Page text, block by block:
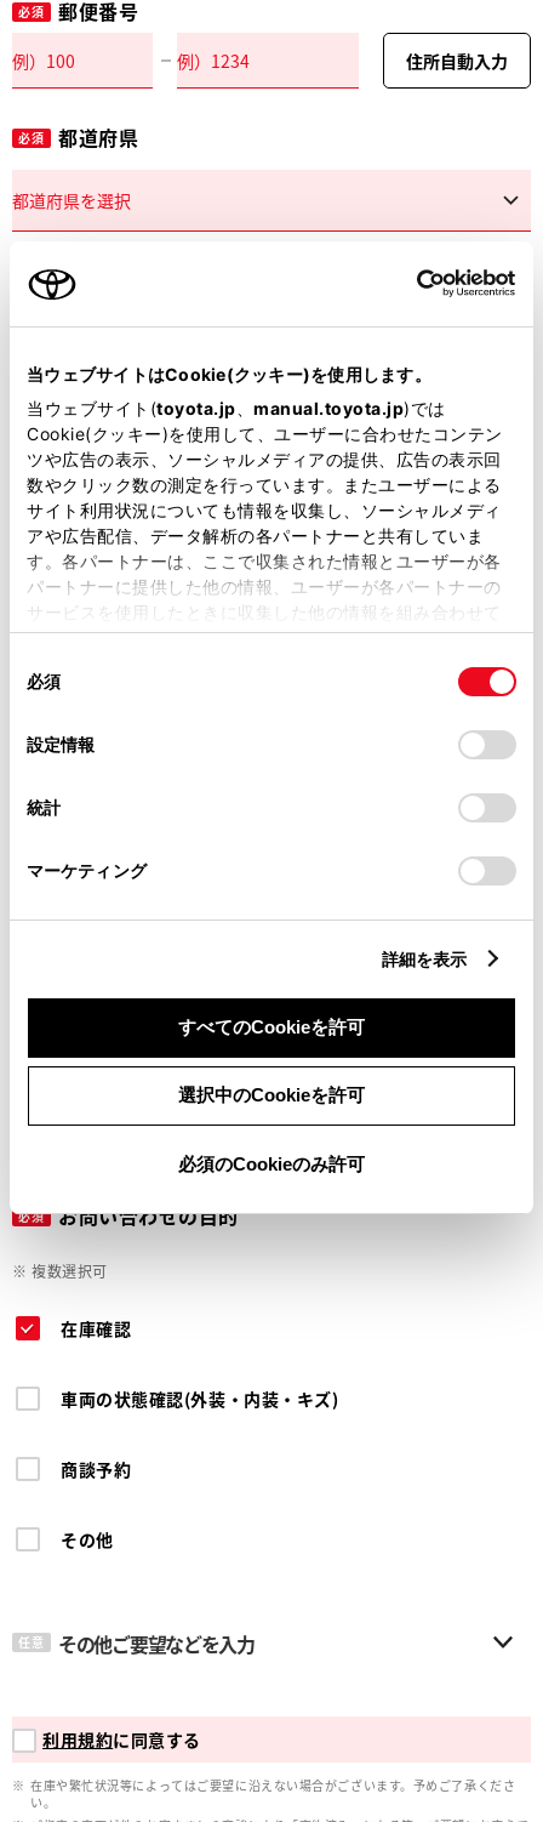
当ウェブサイトはCookie(クッキー)を使用します。
当ウェブサイト(toyota.jp manual.toyota.jp)では
Cookie(クッキー)を使用して、ユーザーに合わせたコンテン
ツや広告の表示、ソーシャルメディアの提供、広告の表示回
数やクリック数の測定を行っています。またユーザーによる
サイト利用状況についても情報を収集し、ソーシャルメディ
アや広告配信、データ解析の各パートナーと共有していま
す。各パートナーは、ここで収集された情報とユーザーが各
パートナーに提供した他の情報、ユーザーが各パートナーの
サービスを使用したときに収集した他の情報を組み合わせて
使用することがあります。当ウェブサイトの使用を続行する
デバイスにすべてのCookie(クッキー)が保存されることに同
意したことになります。Cookie(クッキー)のオプトアウト、
設定の変更、同意を撤回したりするにあたっては、当社の
「Cookie（クッキー）情報の取り扱いについて
」をご覧くだ
必須
設定情報
統計
マーケティング
詳細を表示
すべてのCookieを許可
選択中のCookieを許可
必須のCookieのみ許可
必須 郵便番号
住所自動入力
必須 都道府県
市区町村名
必須 丁目番地
建物名
必須 ご希望の連絡方法
Eメール
メールアドレス
必須 お問い合わせの目的
※ 複数選択可
在庫確認
車両の状態確認(外装・内装・キズ)
商談予約
その他
任意 その他ご要望などを入力
利用規約に同意する
在庫や繁忙状況等によってはご要望に沿えない場合がございます。予めご了承くださ
い。